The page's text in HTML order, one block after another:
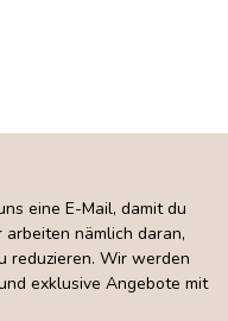
eine E-Mail, damit du
nämlich daran,
reduzieren. Wir werden
exklusive Angebote mit